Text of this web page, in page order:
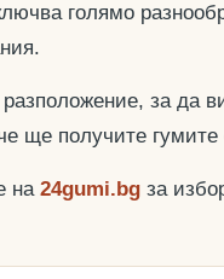
голямо
за да
ще получите
на 24gumi.bg за